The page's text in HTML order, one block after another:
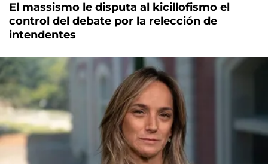
El massismo le disputa al kicillofismo el
control del debate por la relección de
intendentes